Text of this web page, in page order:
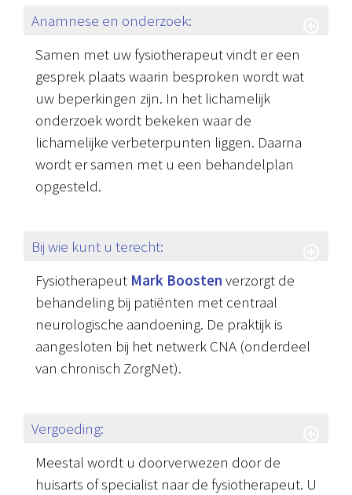
Anamnese en onderzoek:
Samen met uw fysiotherapeut vindt er een
gesprek plaats waarin besproken wordt wat
uw beperkingen zijn. In het lichamelijk
onderzoek wordt bekeken waar de
lichamelijke verbeterpunten liggen. Daarna
wordt er samen met u een behandelplan
opgesteld.
Bij wie kunt u terecht:
Fysiotherapeut Mark Boosten verzorgt de
behandeling bij patiënten met centraal
neurologische aandoening. De praktijk is
aangesloten bij het netwerk CNA (onderdeel
van chronisch ZorgNet).
Vergoeding:
Meestal wordt u doorverwezen door de
huisarts of specialist naar de fysiotherapeut. U